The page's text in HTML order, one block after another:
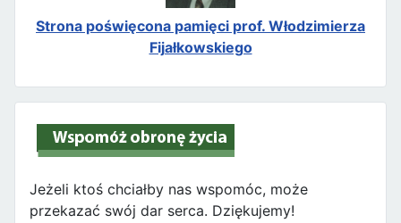
Strona poświęcona pamięci prof. Włodzimierza
Fijałkowskiego
Jeżeli ktoś chciałby nas wspomóc, może
przekazać swój dar serca. Dziękujemy!